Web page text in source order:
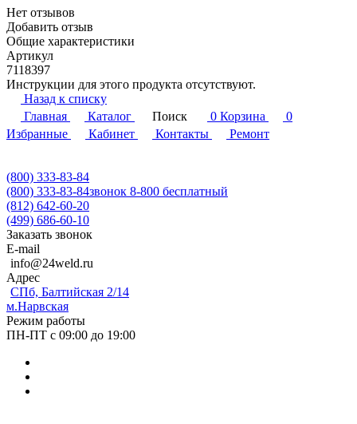
Нет отзывов
Добавить отзыв
Общие характеристики
Артикул
7118397
Инструкции для этого продукта отсутствуют.
Назад к списку
Главная
Каталог Поиск 0 Корзина
0
Избранные
Кабинет Контакты Ремонт
(800) 333-83-84
(800) 333-83-84звонок 8-800 бесплатный
(812) 642-60-20
(499) 686-60-10
Заказать звонок
E-mail
info@24weld.ru
Адрес
СПб, Балтийская 2/14
м.Нарвская
Режим работы
ПН-ПТ с 09:00 до 19:00